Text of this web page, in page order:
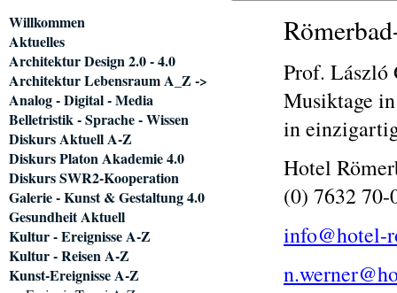
Prof. László
Musiktage
in
Hotel
(0) 7632 70-
info@hotel-
Navigation
überspringen
Willkommen
Aktuelles
Architektur Design 2.0 - 4.0
Architektur Lebensraum A_Z ->
Analog - Digital - Media
Belletristik - Sprache - Wissen
Diskurs Aktuell A-Z
Diskurs Platon Akademie 4.0
Diskurs SWR2-Kooperation
Galerie - Kunst & Gestaltung 4.0
Gesundheit Aktuell
Kultur - Ereignisse A-Z
Kultur - Reisen A-Z
Kunst-Ereignisse A-Z